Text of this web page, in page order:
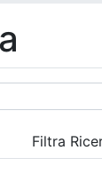
Filtra